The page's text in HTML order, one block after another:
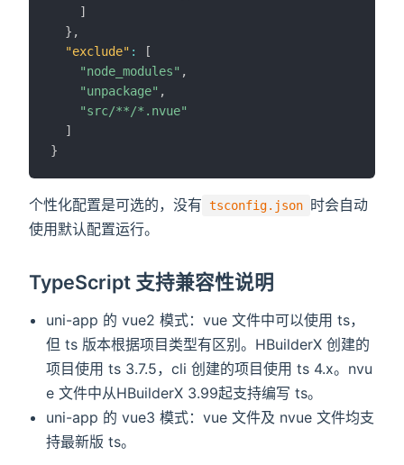
]
} ,
"exclude" :
[
"node_modules" ,
"unpackage" ,
"src/**/*.nvue"
]
}
个性化配置是可选的，没有 tsconfig.json 时会自动
使用默认配置运行。
TypeScript 支持兼容性说明
uni-app 的 vue2 模式：vue 文件中可以使用 ts，
但 ts 版本根据项目类型有区别。HBuilderX 创建的
项目使用 ts 3.7.5，cli 创建的项目使用 ts 4.x。nvu
e 文件中从HBuilderX 3.99起支持编写 ts。
uni-app 的 vue3 模式：vue 文件及 nvue 文件均支
持最新版 ts。